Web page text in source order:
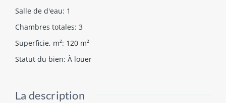
Salle de d'eau: 1
Chambres totales: 3
Superficie, m²: 120 m²
Statut du bien: À louer
La description